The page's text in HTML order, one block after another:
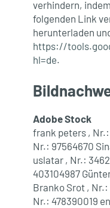
verhindern,
folgenden Link
herunterladen
https://
hl=de.
Adobe Stock
frank peters ,
Nr.: 97564670
uslatar , Nr.:
403104987
Branko Srot ,
Nr.: 478390019